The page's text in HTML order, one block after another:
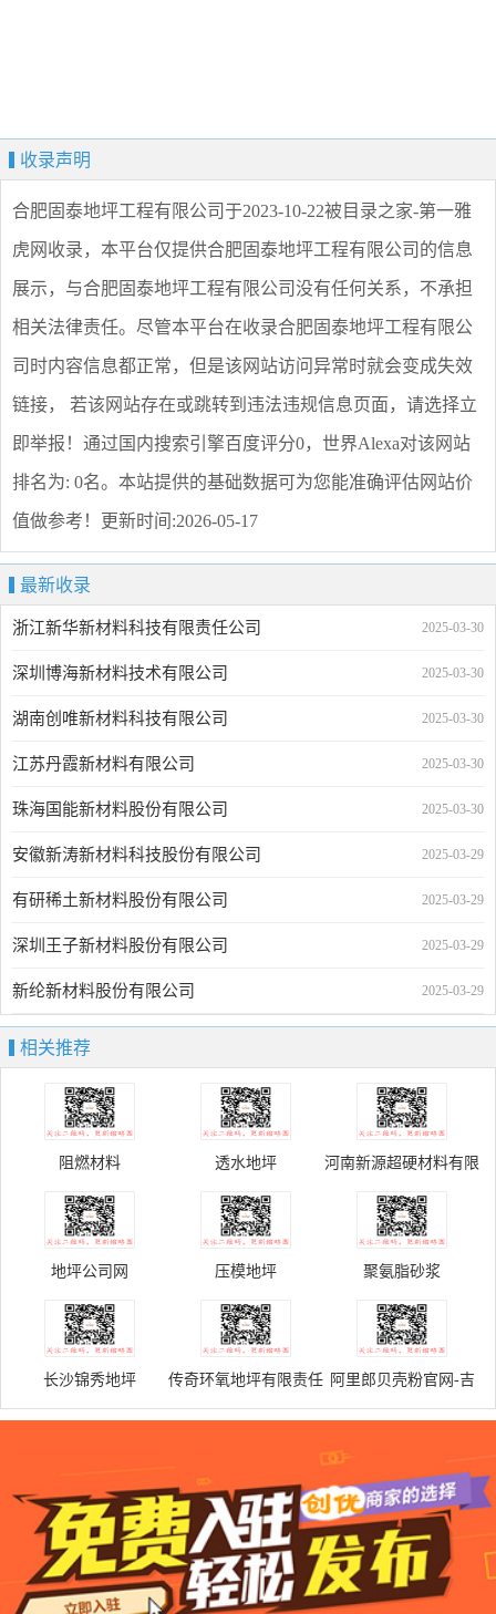
收录声明
合肥固泰地坪工程有限公司 于2023-10-22被目录之家-第一雅
虎网收录，本平台仅提供合肥固泰地坪工程有限公司 的信息
展示，与合肥固泰地坪工程有限公司没有任何关系，不承担
相关法律责任。尽管本平台在收录合肥固泰地坪工程有限公
司 时内容信息都正常，但是该网站访问异常时就会变成失效
链接， 若该网站存在或跳转到违法违规信息页面，请选择立
即举报 ！通过国内搜索引擎百度评分0，世界Alexa对该网站
排名为: 0名。本站提供的基础数据可为您能准确评估网站价
值做参考！ 更新时间:2026-05-17
最新收录
2025-03-30
浙江新华新材料科技有限责任公司
2025-03-30
深圳博海新材料技术有限公司
2025-03-30
湖南创唯新材料科技有限公司
2025-03-30
江苏丹霞新材料有限公司
2025-03-30
珠海国能新材料股份有限公司
2025-03-29
安徽新涛新材料科技股份有限公司
2025-03-29
有研稀土新材料股份有限公司
2025-03-29
深圳王子新材料股份有限公司
2025-03-29
新纶新材料股份有限公司
相关推荐
阻燃材料 透水地坪 河南新源超硬材料有限
公司
地坪公司网 压模地坪 聚氨脂砂浆
长沙锦秀地坪 传奇环氧地坪有限责任 阿里郎贝壳粉官网-吉
料有限公司